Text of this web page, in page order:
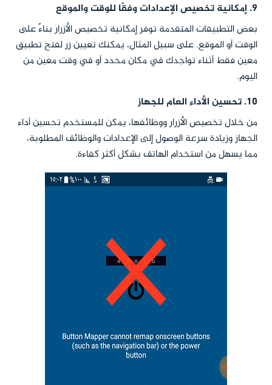
9. إمكانية تخصيص الإعدادات وفقًا للوقت والموقع
بعض التطبيقات المتقدمة توفر إمكانية تخصيص الأزرار بناءً على
الوقت أو الموقع. على سبيل المثال، يمكنك تعيين زر لفتح تطبيق
معين فقط أثناء تواجدك في مكان محدد أو في وقت معين من
اليوم.
10. تحسين الأداء العام للجهاز
من خلال تخصيص الأزرار ووظائفها، يمكن للمستخدم تحسين أداء
الجهاز وزيادة سرعة الوصول إلى الإعدادات والوظائف المطلوبة،
مما يسهل من استخدام الهاتف بشكل أكثر كفاءة.